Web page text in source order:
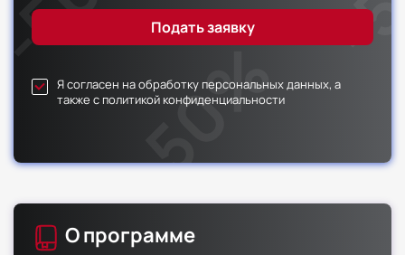
Я согласен на обработку персональных данных, а
также с политикой конфиденциальности
О программе